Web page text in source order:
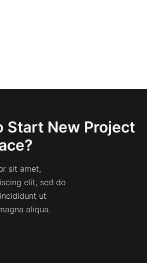
Start New Project
sit amet,
elit, sed do
ut
aliqua.